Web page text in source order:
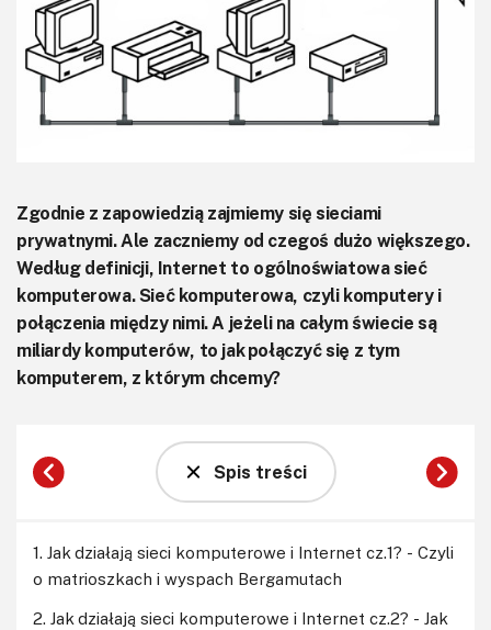
Do pobrania
Zgodnie z zapowiedzią zajmiemy się sieciami
prywatnymi. Ale zaczniemy od czegoś dużo większego.
Według definicji, Internet to ogólnoświatowa sieć
komputerowa. Sieć komputerowa, czyli komputery i
połączenia między nimi. A jeżeli na całym świecie są
miliardy komputerów, to jak połączyć się z tym
komputerem, z którym chcemy?
Spis treści
1. Jak działają sieci komputerowe i Internet cz.1? - Czyli
o matrioszkach i wyspach Bergamutach
2. Jak działają sieci komputerowe i Internet cz.2? - Jak